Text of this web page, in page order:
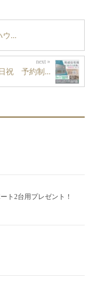
ウ...
祝 予約制...
ト2台用プレゼント！